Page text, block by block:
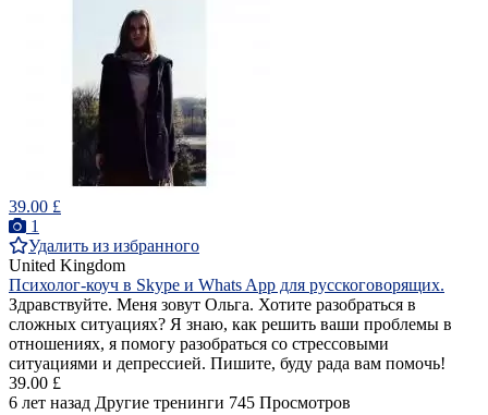
39.00 £
1
Удалить из избранного
United Kingdom
Психолог-коуч в Skype и Whats App для русскоговорящих.
Здравствуйте. Меня зовут Ольга. Хотите разобраться в
сложных ситуациях? Я знаю, как решить ваши проблемы в
отношениях, я помогу разобраться со стрессовыми
ситуациями и депрессией. Пишите, буду рада вам помочь!
39.00 £
6 лет назад Другие тренинги 745 Просмотров